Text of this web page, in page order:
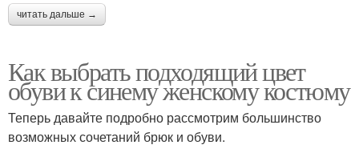
читать дальше →
Как выбрать подходящий цвет
обуви к синему женскому костюму
Теперь давайте подробно рассмотрим большинство
возможных сочетаний брюк и обуви.